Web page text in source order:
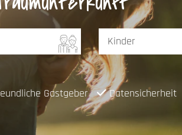
Gastgeber Datensicherheit